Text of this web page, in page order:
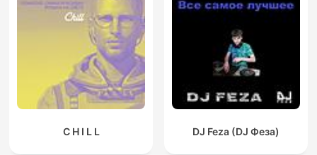
C H I L L DJ Feza (DJ Феза)